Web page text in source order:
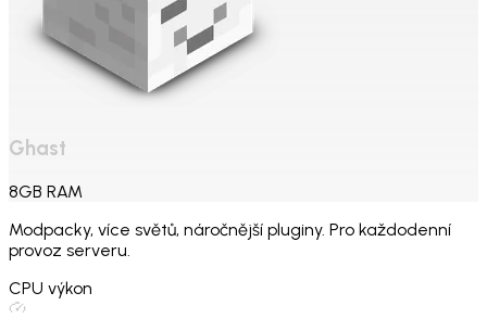
Ghast
8GB RAM
Modpacky, více světů, náročnější pluginy. Pro každodenní
provoz serveru.
CPU výkon